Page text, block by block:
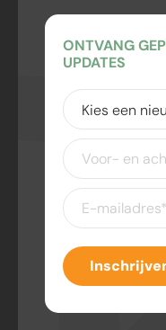
ONTVANG
UPDATES
Kies
een
nieuwsbrief
Voor-
en
achternaam
E-
mailadres